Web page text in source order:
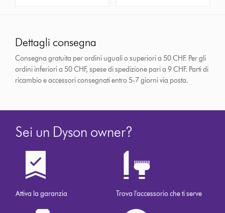
Dettagli consegna
Consegna gratuita per ordini uguali o superiori a 50 CHF. Per gli
ordini inferiori a 50 CHF, spese di spedizione pari a 9 CHF. Parti di
ricambio e accessori consegnati entro 5-7 giorni via posta.
Sei un Dyson owner?
Attiva la garanzia Trova l'accessorio che ti serve